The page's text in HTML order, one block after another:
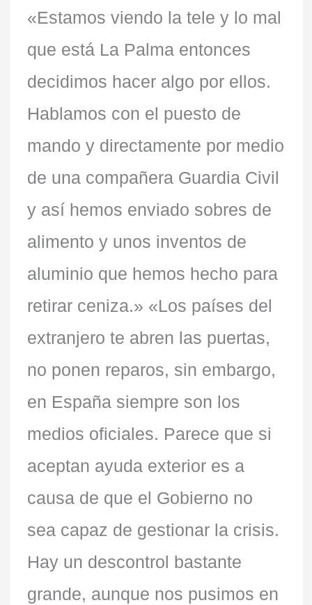
«Estamos viendo la tele y lo mal
que está La Palma entonces
decidimos hacer algo por ellos.
Hablamos con el puesto de
mando y directamente por medio
de una compañera Guardia Civil
y así hemos enviado sobres de
alimento y unos inventos de
aluminio que hemos hecho para
retirar ceniza.» «Los países del
extranjero te abren las puertas,
no ponen reparos, sin embargo,
en España siempre son los
medios oficiales. Parece que si
aceptan ayuda exterior es a
causa de que el Gobierno no
sea capaz de gestionar la crisis.
Hay un descontrol bastante
grande, aunque nos pusimos en